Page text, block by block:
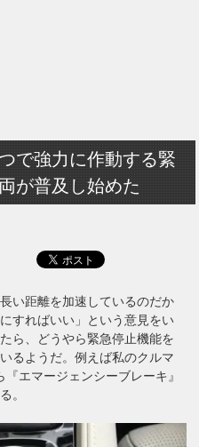
で強力に作動する緊
が普及し始めた
い距離を加速しているのだか
すればいい」という意見をい
ら、どうやら緊急停止機能を
るようだ。例えば私のクルマ
『エマージェンシーブレーキ』
。